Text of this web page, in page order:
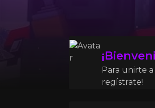
Para unirte a
regístrate!